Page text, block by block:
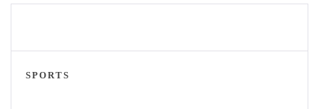
SPORTS